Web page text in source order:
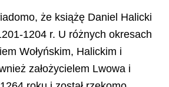
że książę Daniel Halicki
1204 r. U różnych okresach
Wołyńskim, Halickim i
założycielem Lwowa i